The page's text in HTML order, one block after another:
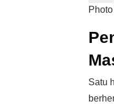
Satu